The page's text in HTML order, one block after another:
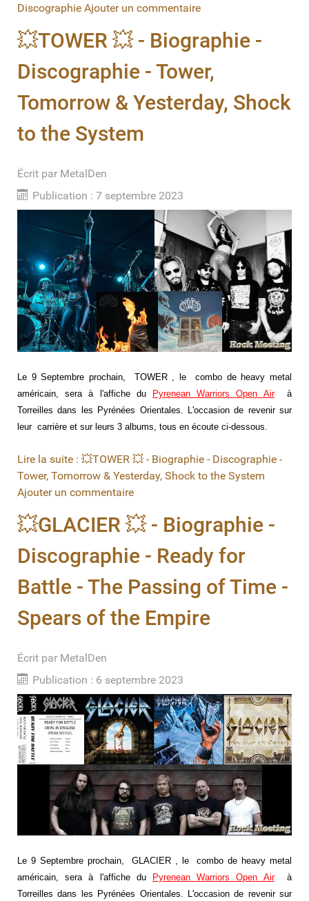
Discographie Ajouter un commentaire
💥TOWER 💥 - Biographie -
Discographie - Tower,
Tomorrow & Yesterday, Shock
to the System
Écrit par MetalDen
Publication : 7 septembre 2023
Le 9 Septembre prochain, TOWER , le combo de heavy metal
américain, sera à l'affiche du Pyrenean Warriors Open Airà
Torreilles dans les Pyrénées Orientales. L'occasion de revenir sur
leur carrière et sur leurs 3 albums, tous en écoute ci-dessous.
Lire la suite : 💥TOWER 💥 - Biographie - Discographie -
Tower, Tomorrow & Yesterday, Shock to the System
Ajouter un commentaire
💥GLACIER 💥 - Biographie -
Discographie - Ready for
Battle - The Passing of Time -
Spears of the Empire
Écrit par MetalDen
Publication : 6 septembre 2023
Le 9 Septembre prochain, GLACIER , le combo de heavy metal
américain, sera à l'affiche du
Pyrenean Warriors Open Airà
Torreilles dans les Pyrénées Orientales. L'occasion de revenir sur